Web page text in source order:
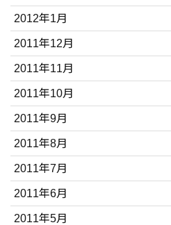
2012年1月
2011年12月
2011年11月
2011年10月
2011年9月
2011年8月
2011年7月
2011年6月
2011年5月